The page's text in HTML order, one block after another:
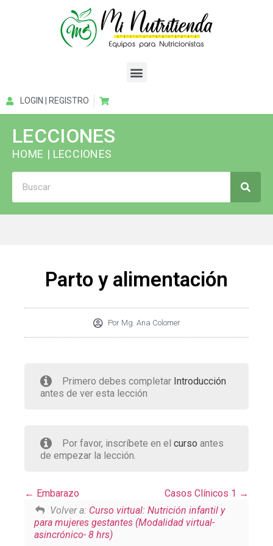
LOGIN | REGISTRO
LECCIONES
HOME | LECCIONES
Parto y alimentación
PorMg. Ana Colomer
Primero debes completar Introducción
antes de ver esta lección
Por favor, inscríbete en el curso antes
de empezar la lección.
Embarazo
Casos Clínicos 1
Volver a: Curso virtual: Nutrición infantil y
para mujeres gestantes (Modalidad virtual-
asincrónico- 8 hrs)